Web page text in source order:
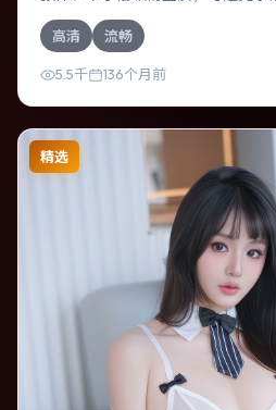
演绎。本片为战争类型，主要班底
多年的兄妹在边境小镇意外重逢。
紧凑，人物动机清晰，适合喜欢强
高清 流畅
5.5千 136个月前
精选